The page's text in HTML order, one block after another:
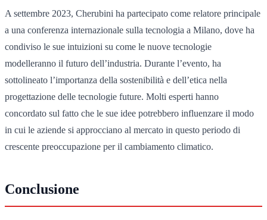
A settembre 2023, Cherubini ha partecipato come relatore principale
a una conferenza internazionale sulla tecnologia a Milano, dove ha
condiviso le sue intuizioni su come le nuove tecnologie
modelleranno il futuro dell’industria. Durante l’evento, ha
sottolineato l’importanza della sostenibilità e dell’etica nella
progettazione delle tecnologie future. Molti esperti hanno
concordato sul fatto che le sue idee potrebbero influenzare il modo
in cui le aziende si approcciano al mercato in questo periodo di
crescente preoccupazione per il cambiamento climatico.
Conclusione